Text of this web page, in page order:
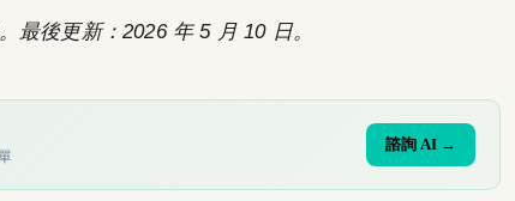
最後更新：2026 年 5 月 10 日。
諮詢 AI →